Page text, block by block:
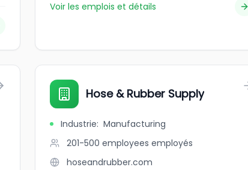
Voir les emplois et détails
Hose & Rubber Supply
Industrie: Manufacturing
201-500 employees employés
hoseandrubber.com